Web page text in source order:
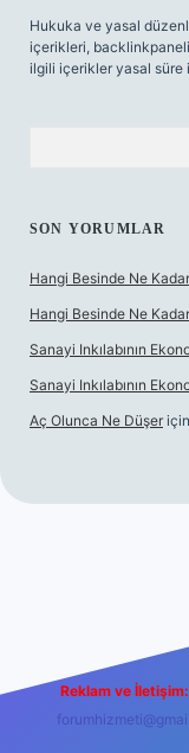
Hukuka ve yasal
içerikleri,
ilgili içerikler yasal süre
SON YORUMLAR
Hangi Besinde Ne
Hangi Besinde Ne
Sanayi Inkılabının
Sanayi Inkılabının
Aç Olunca Ne Düşer için
Reklam ve İletişim: